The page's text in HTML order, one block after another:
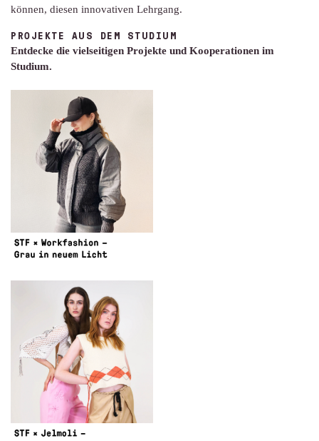
können, diesen innovativen Lehrgang.
PROJEKTE AUS DEM STUDIUM
Entdecke die vielseitigen Projekte und Kooperationen im
Studium.